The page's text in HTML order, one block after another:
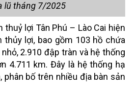
lũ tháng 7/2025
thuỷ lợi Tân Phú – Lào Cai hiện
thủy lợi, bao gồm 103 hồ chứa
2.910 đập tràn và hệ thống
4.711 km. Đây là hệ thống hạ
phân bố trên nhiều địa bàn sản